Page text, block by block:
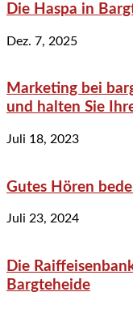
Die Haspa in
Dez. 7, 2025
Marketing bei
und halten Sie
Juli 18, 2023
Gutes Hören
Juli 23, 2024
Die
Bargteheide